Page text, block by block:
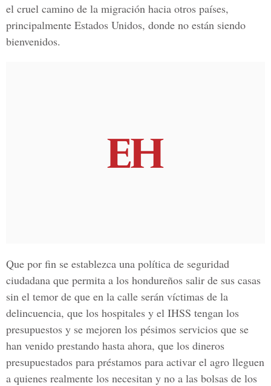
el cruel camino de la migración hacia otros países,
principalmente Estados Unidos, donde no están siendo
bienvenidos.
Que por fin se establezca una política de seguridad
ciudadana que permita a los hondureños salir de sus casas
sin el temor de que en la calle serán víctimas de la
delincuencia, que los hospitales y el IHSS tengan los
presupuestos y se mejoren los pésimos servicios que se
han venido prestando hasta ahora, que los dineros
presupuestados para préstamos para activar el agro lleguen
a quienes realmente los necesitan y no a las bolsas de los